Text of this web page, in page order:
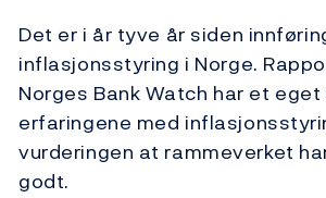
Det er i år tyve år siden
inflasjonsstyring i Norge.
Norges Bank Watch har et
erfaringene med
vurderingen at rammeverket
godt.